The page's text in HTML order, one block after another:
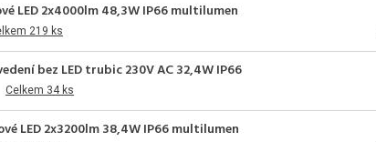
LED 2x4000lm 48,3W IP66 multilumen
219 ks
bez LED trubic 230V AC 32,4W IP66
Celkem 34 ks
LED 2x3200lm 38,4W IP66 multilumen